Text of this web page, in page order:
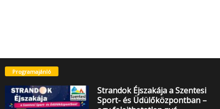
Programajánló
Strandok Éjszakája a Szentesi
Sport- és Üdülőközpontban –